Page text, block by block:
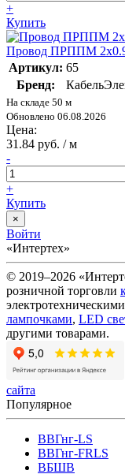
+
Купить
Провод ПРППМ 2х0.9
Артикул: 65
Бренд:
На складе 50 м
Обновлено 06.08.2026
Цена:
31.84 руб. / м
-
+
Купить
×
Войти
«Интертех»
© 2019–2026
розничной торговли
лампочками, LED
другими товарами.
сайта
Популярное
ВВГнг-LS
ВВГнг-FRLS
ВБШВ